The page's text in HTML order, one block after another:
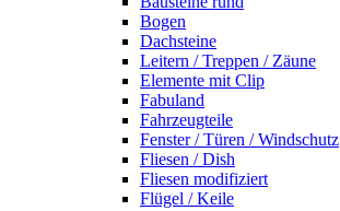
Bogen
Dachsteine
Leitern / Treppen / Zäune
Elemente mit Clip
Fabuland
Fahrzeugteile
Fenster / Türen / Windschutz
Fliesen / Dish
Fliesen modifiziert
Flügel / Keile